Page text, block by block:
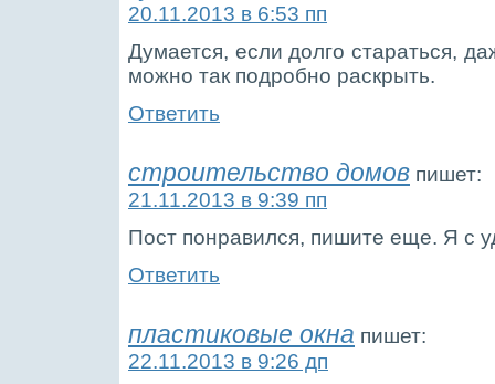
20.11.2013 в 6:53 пп
Думается, если долго стараться,
можно так подробно раскрыть.
Ответить
строительство домов пишет:
21.11.2013 в 9:39 пп
Пост понравился, пишите еще. Я с
Ответить
пластиковые окна пишет:
22.11.2013 в 9:26 дп